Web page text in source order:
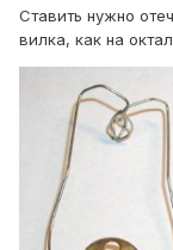
Ставить нужно
вилка, как на